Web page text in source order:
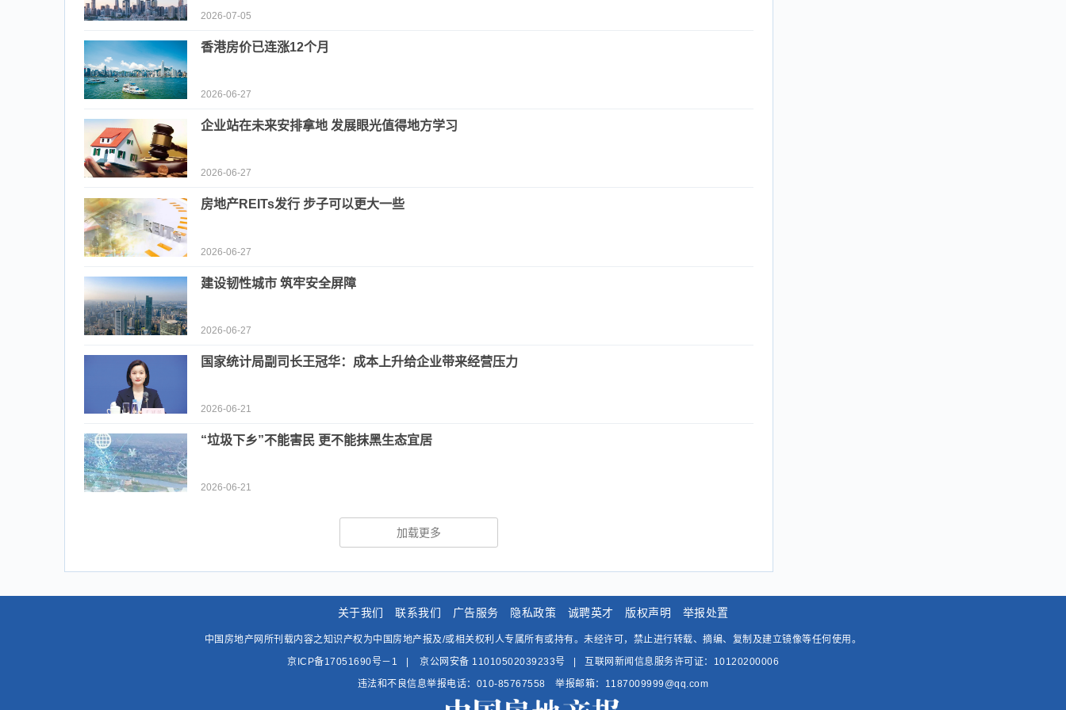
2026-07-05
香港房价已连涨12个月
2026-06-27
企业站在未来安排拿地 发展眼光值得地方学习
2026-06-27
房地产REITs发行 步子可以更大一些
2026-06-27
建设韧性城市 筑牢安全屏障
2026-06-27
国家统计局副司长王冠华：成本上升给企业带来经营压力
2026-06-21
“垃圾下乡”不能害民 更不能抹黑生态宜居
2026-06-21
加载更多
关于我们 联系我们 广告服务 隐私政策 诚聘英才 版权声明 举报处置
中国房地产网所刊载内容之知识产权为中国房地产报及/或相关权利人专属所有或持有。未经许可，禁止进行转载、摘编、复制及建立镜像等任何使用。
京ICP备17051690号－1
|
京公网安备 11010502039233号 | 互联网新闻信息服务许可证：10120200006
违法和不良信息举报电话：010-85767558 举报邮箱：1187009999@qq.com